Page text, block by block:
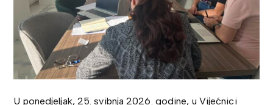
U ponedjeljak, 25. svibnja 2026. godine, u Vijećnici